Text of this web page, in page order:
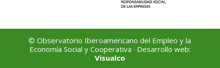
© Observatorio Iberoamericano del Empleo y la
Economía Social y Cooperativa · Desarrollo web:
Visualco